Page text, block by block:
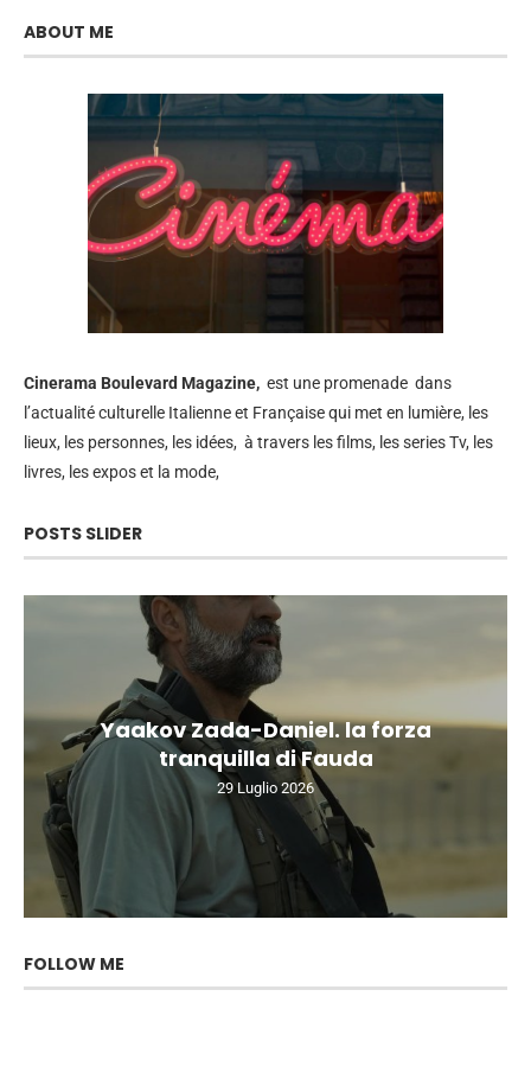
ABOUT ME
Cinerama Boulevard Magazine, est une promenade dans
l’actualité culturelle Italienne et Française qui met en lumière, les
lieux, les personnes, les idées, à travers les films, les series Tv, les
livres, les expos et la mode,
POSTS SLIDER
Yaakov Zada-Daniel. la forza
tranquilla di Fauda
29 Luglio 2026
FOLLOW ME